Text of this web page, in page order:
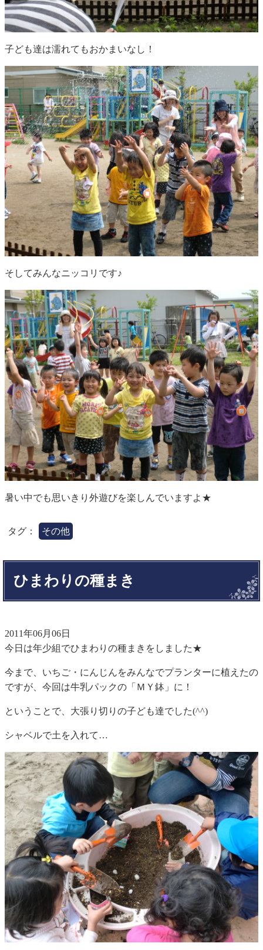
子ども達は濡れてもおかまいなし！
そしてみんなニッコリです♪
暑い中でも思いきり外遊びを楽しんでいますよ★
タグ： その他
ひまわりの種まき
2011年06月06日
今日は年少組でひまわりの種まきをしました★
今まで、いちご・にんじんをみんなでプランターに植えたの
ですが、今回は牛乳パックの「ＭＹ鉢」に！
ということで、大張り切りの子ども達でした(^^)
シャベルで土を入れて…